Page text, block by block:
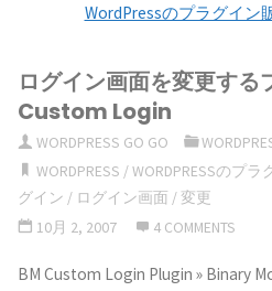
WordPressのプラグイン
ログイン画面を変更する
Custom Login
WORDPRESS GO GO
WORDPRESS /WORDPRESSのプラ
グイン / ログイン画面 / 変更
10月 2, 2007
4 COMMENTS
BM Custom Login Plugin » Binary